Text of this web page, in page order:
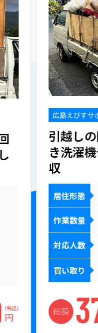
(税込)
円
広島えびすサ
引越し
き洗濯
収
居住形態
作業数量
対応人数
買い取り
総額